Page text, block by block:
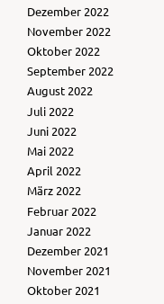
Dezember 2022
November 2022
Oktober 2022
September 2022
August 2022
Juli 2022
Juni 2022
Mai 2022
April 2022
März 2022
Februar 2022
Januar 2022
Dezember 2021
November 2021
Oktober 2021